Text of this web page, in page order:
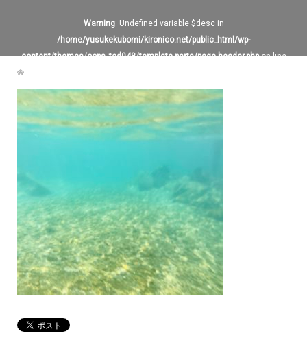
Warning: Undefined variable $desc in
/home/yusukekubomi/kironico.net/public_html/wp-
content/themes/oops_tcd048/template-parts/page-header.phpon line